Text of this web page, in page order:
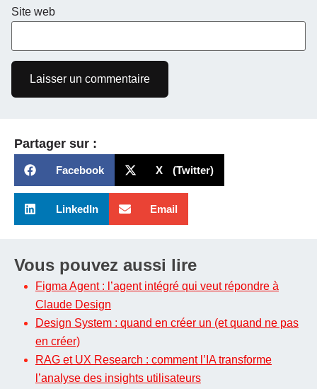
Site web
Partager sur :
Facebook X (Twitter)
LinkedIn Email
Vous pouvez aussi lire
Figma Agent : l’agent intégré qui veut répondre à
Claude Design
Design System : quand en créer un (et quand ne pas
en créer)
RAG et UX Research : comment l’IA transforme
l’analyse des insights utilisateurs